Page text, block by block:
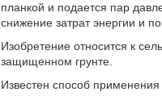
планкой и подается пар
снижение затрат энергии и
Изобретение относится к
защищенном грунте.
Известен способ